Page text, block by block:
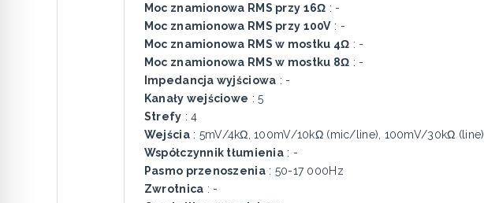
Moc znamionowa RMS przy 16Ω : -
Moc znamionowa RMS przy 100V: -
Moc znamionowa RMS w mostku 4Ω : -
Moc znamionowa RMS w mostku 8Ω : -
Impedancja wyjściowa : -
Kanały wejściowe : 5
Strefy : 4
Wejścia: 5mV/4kΩ, 100mV/10kΩ (mic/line), 100mV/30kΩ (line)
Współczynnik tłumienia : -
Pasmo przenoszenia: 50-17 000Hz
Zwrotnica : -